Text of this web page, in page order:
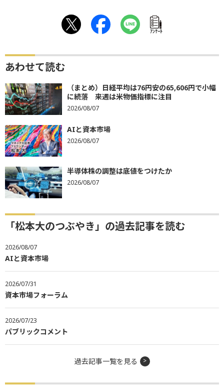
ｱﾝｹｰﾄ
あわせて読む
（まとめ）日経平均は76円安の65,606円で小幅
に続落 来週は米物価指標に注目
2026/08/07
AIと資本市場
2026/08/07
半導体株の調整は底値をつけたか
2026/08/07
「松本大のつぶやき」の過去記事を読む
2026/08/07
AIと資本市場
2026/07/31
資本市場フォーラム
2026/07/23
パブリックコメント
過去記事一覧を見る